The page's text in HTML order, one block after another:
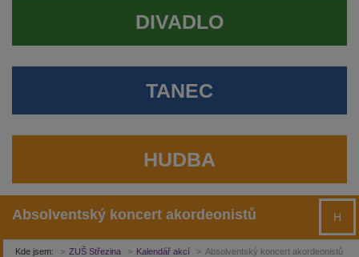
DIVADLO
TANEC
HUDBA
Absolventský koncert akordeonistů H
Kde jsem: ZUŠ Střezina Kalendář akcí Absolventský koncert akordeonistů